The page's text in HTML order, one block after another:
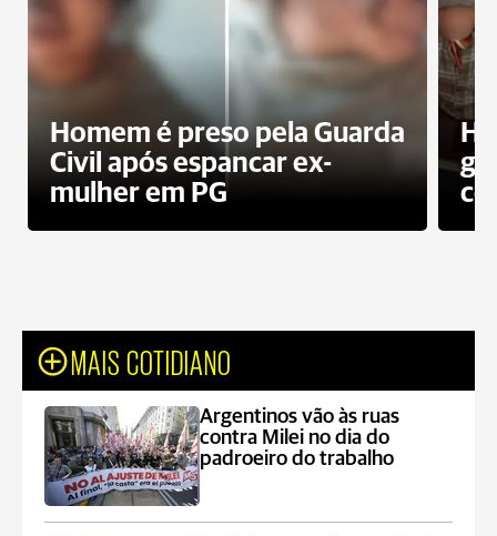
Homem é preso pela Guarda
Civil após espancar ex-
mulher em PG
MAIS COTIDIANO
Argentinos vão às ruas
contra Milei no dia do
padroeiro do trabalho